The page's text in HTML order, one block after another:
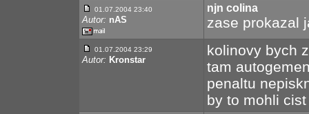
01.07.2004 23:40
Autor: nAS
njn colina
zase prokazal
01.07.2004 23:29
Autor: Kronstar
kolinovy bych
tam
penaltu
by to mohli